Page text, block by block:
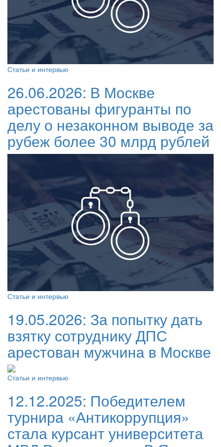
Статьи и интервью
26.06.2026: В Москве
арестованы фигуранты по
делу о незаконном выводе за
рубеж более 30 млрд рублей
Статьи и интервью
19.05.2026: За попытку дать
взятку сотруднику ДПС
арестован мужчина в Москве
Статьи и интервью
12.12.2025: Победителем
турнира «Антикоррупция»
стала курсант университета